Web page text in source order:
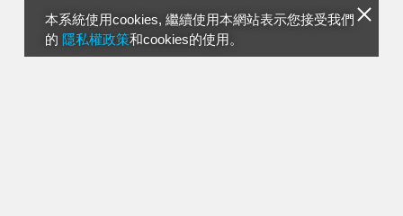
本系統使用cookies, 繼續使用本網站表示您接受我們
的 隱私權政策和cookies的使用。